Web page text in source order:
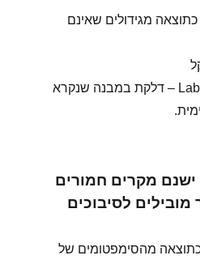
מגידולים שאינם
דלקת המבוך ((Labyrinthinits – דלקת במבנה שנקרא
ישנם מקרים חמורים
מובילים לסיבוכים
מהסימפטומים של